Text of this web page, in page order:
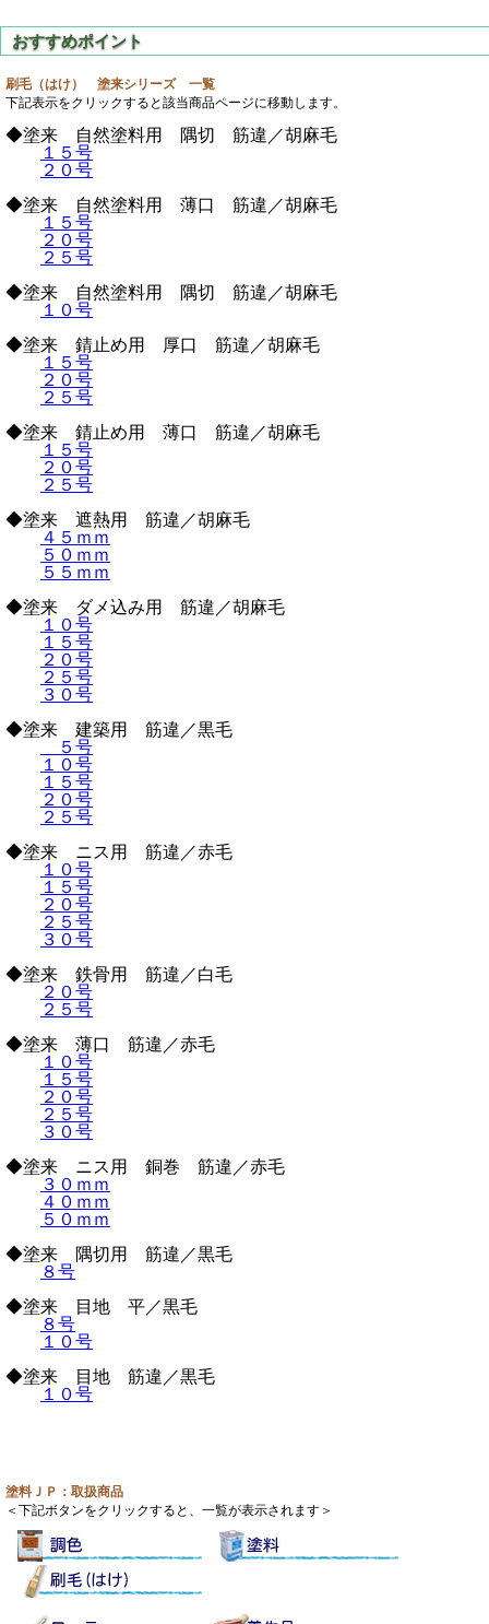
刷毛（はけ） 塗来シリーズ 一覧
下記表示をクリックすると該当商品ページに移動します。
◆塗来 自然塗料用 隅切 筋違／胡麻毛
１５号
２０号
◆塗来 自然塗料用 薄口 筋違／胡麻毛
１５号
２０号
２５号
◆塗来 自然塗料用 隅切 筋違／胡麻毛
１０号
◆塗来 錆止め用 厚口 筋違／胡麻毛
１５号
２０号
２５号
◆塗来 錆止め用 薄口 筋違／胡麻毛
１５号
２０号
２５号
◆塗来 遮熱用 筋違／胡麻毛
４５ｍｍ
５０ｍｍ
５５ｍｍ
◆塗来 ダメ込み用 筋違／胡麻毛
１０号
１５号
２０号
２５号
３０号
◆塗来 建築用 筋違／黒毛
５号
１０号
１５号
２０号
２５号
◆塗来 ニス用 筋違／赤毛
１０号
１５号
２０号
２５号
３０号
◆塗来 鉄骨用 筋違／白毛
２０号
２５号
◆塗来 薄口 筋違／赤毛
１０号
１５号
２０号
２５号
３０号
◆塗来 ニス用 銅巻 筋違／赤毛
３０ｍｍ
４０ｍｍ
５０ｍｍ
◆塗来 隅切用 筋違／黒毛
８号
◆塗来 目地 平／黒毛
８号
１０号
◆塗来 目地 筋違／黒毛
１０号
塗料ＪＰ：取扱商品
＜下記ボタンをクリックすると、一覧が表示されます＞